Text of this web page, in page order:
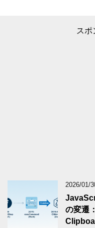
スポ
2026/01/
の変遷